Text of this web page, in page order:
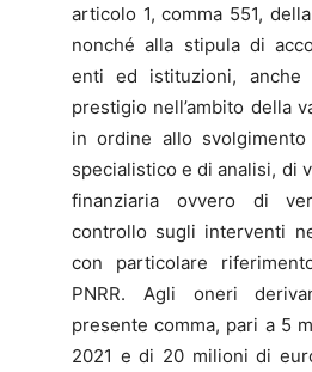
articolo 1, comma 551,
nonché alla stipula di
enti ed istituzioni, anche
prestigio nell’ambito della
in ordine allo
specialistico e di analisi, di
finanziaria ovvero di
controllo sugli interventi
con particolare
PNRR. Agli oneri
presente comma, pari a 5
2021 e di 20 milioni di